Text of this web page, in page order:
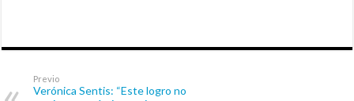
Previo
Verónica Sentis: “Este logro no